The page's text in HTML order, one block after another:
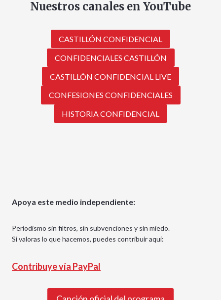
Nuestros canales en YouTube
CASTILLÓN CONFIDENCIAL
CONFIDENCIALES CASTILLÓN
CASTILLÓN CONFIDENCIAL LIVE
CONFESIONES CONFIDENCIALES
HISTORIA CONFIDENCIAL
Apoya este medio independiente:
Periodismo sin filtros, sin subvenciones y sin miedo.
Si valoras lo que hacemos, puedes contribuir aquí:
Contribuye vía PayPal